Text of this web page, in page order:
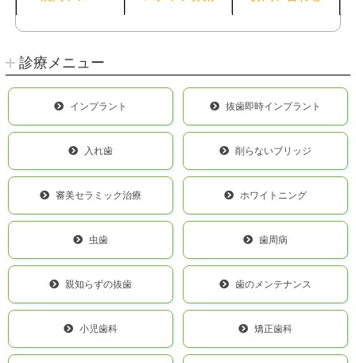
診療メニュー
インプラント 抜歯即時インプラント
入れ歯 削らないブリッジ
審美セラミック治療 ホワイトニング
虫歯 歯周病
親知らずの抜歯 歯のメンテナンス
小児歯科 矯正歯科